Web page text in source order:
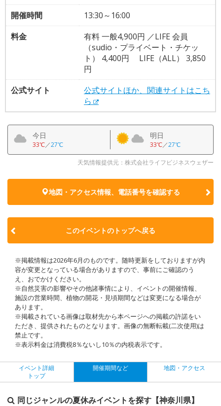
開催時間
13:30～16:00
料金
有料 一般4,900円 ／LIFE 会員
（sudio・プライベート・チケッ
ト） 4,400円 LIFE（ALL） 3,850
円
公式サイト
公式サイトほか、関連サイトはこち
ら
今日
33℃／27℃
明日
33℃／27℃
天気情報提供元：株式会社ライフビジネスウェザー
地図・アクセス情報、電話番号を確認する
このイベントのトップへ戻る
※掲載情報は2026年6月のものです。随時更新をしておりますが内
容が変更となっている場合がありますので、事前にご確認のう
え、おでかけください。
※自然災害の影響やその他諸事情により、イベントの開催情報、
施設の営業時間、植物の開花・見頃期間などは変更になる場合が
あります。
※掲載されている画像は取材先から本ページへの掲載の許諾をい
ただき、提供されたものとなります。画像の無断転載(二次使用)は
禁止です。
※表示料金は消費税8％ないし10％の内税表示です。
イベント詳細
トップ
開催期間など 地図・アクセス
同じジャンルの夏休みイベントを探す【神奈川県】